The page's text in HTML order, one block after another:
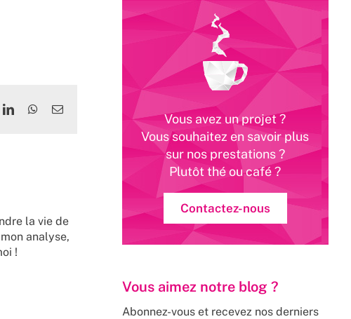
LinkedInWhatsApp
Email
la vie de
analyse,
!
Vous avez un projet ?
Vous souhaitez en savoir plus
sur nos prestations ?
Plutôt thé ou café ?
Contactez-nous
Vous aimez notre blog ?
Abonnez-vous et recevez nos derniers